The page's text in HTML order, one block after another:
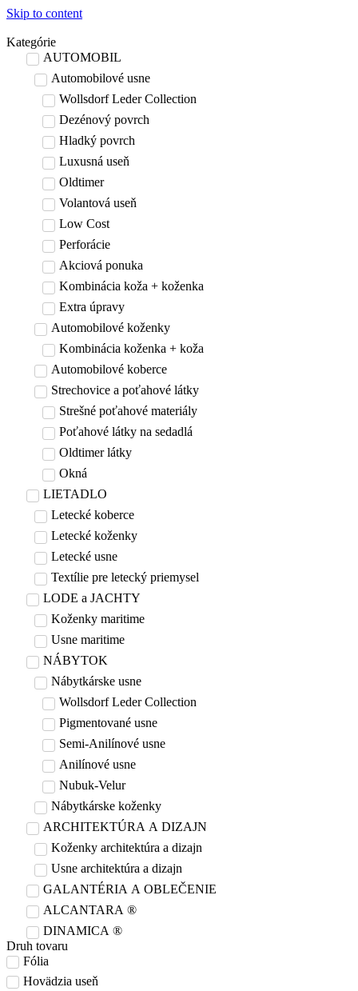
Skip to content
Kategórie
AUTOMOBIL
Automobilové usne
Wollsdorf Leder Collection
Dezénový povrch
Hladký povrch
Luxusná useň
Oldtimer
Volantová useň
Low Cost
Perforácie
Akciová ponuka
Kombinácia koža + koženka
Extra úpravy
Automobilové koženky
Kombinácia koženka + koža
Automobilové koberce
Strechovice a poťahové látky
Strešné poťahové materiály
Poťahové látky na sedadlá
Oldtimer látky
Okná
LIETADLO
Letecké koberce
Letecké koženky
Letecké usne
Textílie pre letecký priemysel
LODE a JACHTY
Koženky maritime
Usne maritime
NÁBYTOK
Nábytkárske usne
Wollsdorf Leder Collection
Pigmentované usne
Semi-Anilínové usne
Anilínové usne
Nubuk-Velur
Nábytkárske koženky
ARCHITEKTÚRA A DIZAJN
Koženky architektúra a dizajn
Usne architektúra a dizajn
GALANTÉRIA A OBLEČENIE
ALCANTARA ®
DINAMICA ®
Druh tovaru
Fólia
Hovädzia useň